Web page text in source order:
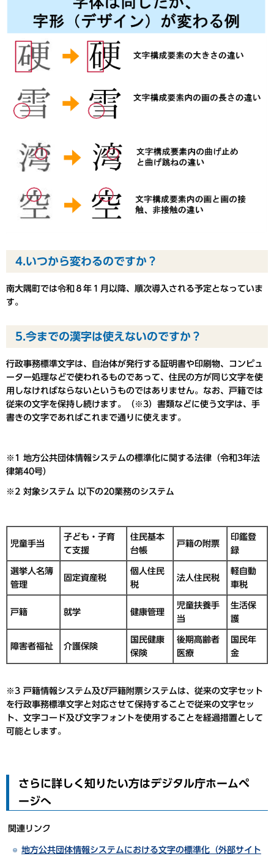
4.いつから変わるのですか？
南大隅町では令和８年１月以降、順次導入される予定となっていま
す。
5.今までの漢字は使えないのですか？
行政事務標準文字は、自治体が発行する証明書や印刷物、コンピュ
ーター処理などで使われるものであって、住民の方が同じ文字を使
用しなければならないというものではありません。なお、戸籍では
従来の文字を保持し続けます。（※3）書類などに使う文字は、手
書きの文字であればこれまで通りに使えます。
※1 地方公共団体情報システムの標準化に関する法律（令和3年法
律第40号）
※2 対象システム 以下の20業務のシステム
児童手当
子ども・子育
て支援
住民基本
台帳
戸籍の附票
印鑑登
録
選挙人名簿
管理
固定資産税
個人住民
税
法人住民税
軽自動
車税
戸籍 就学 健康管理
児童扶養手
当
生活保
護
障害者福祉 介護保険
国民健康
保険
後期高齢者
医療
国民年
金
※3 戸籍情報システム及び戸籍附票システムは、従来の文字セット
を行政事務標準文字と対応させて保持することで従来の文字セッ
ト、文字コード及び文字フォントを使用することを経過措置として
可能とします。
さらに詳しく知りたい方はデジタル庁ホームペ
ージへ
関連リンク
地方公共団体情報システムにおける文字の標準化（外部サイト